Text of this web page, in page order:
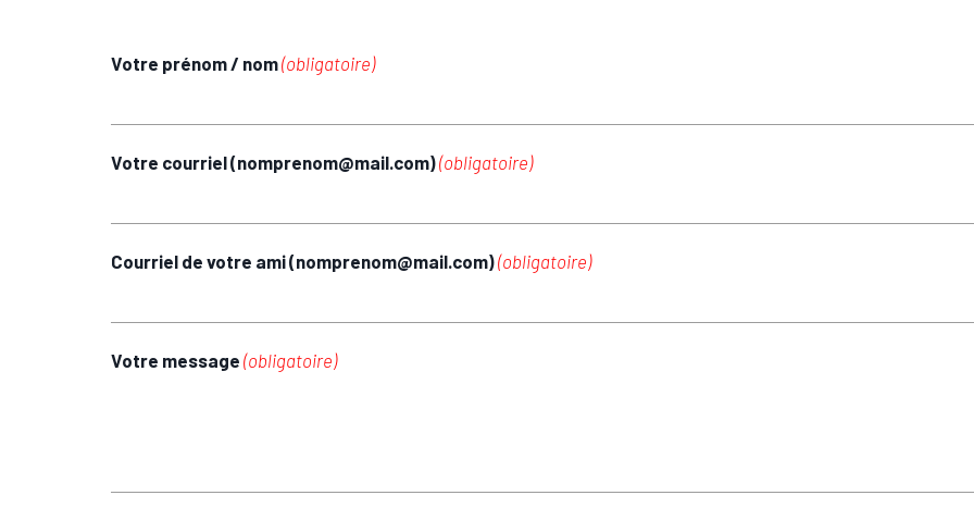
Votre prénom / nom(obligatoire)
Votre courriel (nomprenom@mail.com)(obligatoire)
Courriel de votre ami (nomprenom@mail.com)(obligatoire)
Votre message (obligatoire)